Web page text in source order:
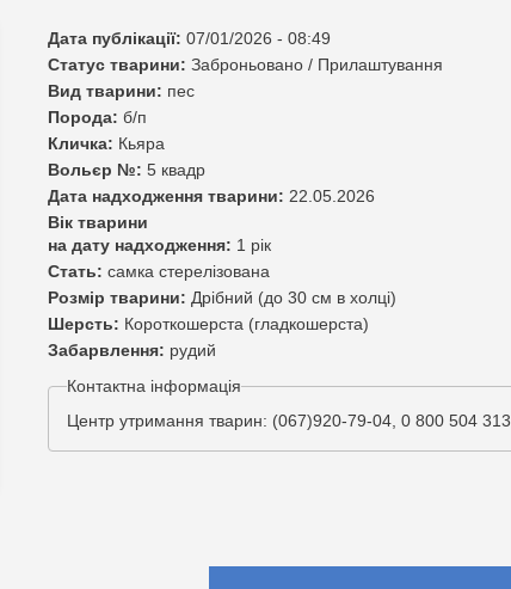
Дата публікації: 07/01/2026 - 08:49
Статус тварини: Заброньовано / Прилаштування
Вид тварини: пес
Порода: б/п
Кличка: Кьяра
Вольєр №: 5 квадр
Дата надходження тварини: 22.05.2026
Вік тварини
на дату надходження: 1 рік
Стать: самка стерелізована
Розмір тварини: Дрібний (до 30 см в холці)
Шерсть: Короткошерста (гладкошерста)
Забарвлення: рудий
Контактна інформація
Центр утримання тварин: (067)920-79-04, 0 800 504 313